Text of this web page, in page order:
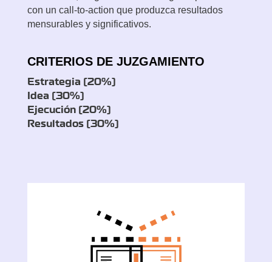
con un call-to-action que produzca resultados
mensurables y significativos.
CRITERIOS DE JUZGAMIENTO
Estrategia (20%)
Idea (30%)
Ejecución (20%)
Resultados (30%)